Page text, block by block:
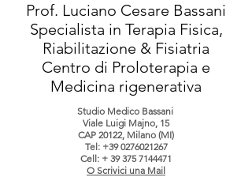
Prof. Luciano Cesare Bassani
Specialista in Terapia Fisica,
Riabilitazione & Fisiatria
Centro di Proloterapia e
Medicina rigenerativa
Studio Medico Bassani
Viale Luigi Majno, 15
CAP 20122, Milano (MI)
Tel: +39 0276021267
Cell: + 39 375 7144471
O Scrivici una Mail